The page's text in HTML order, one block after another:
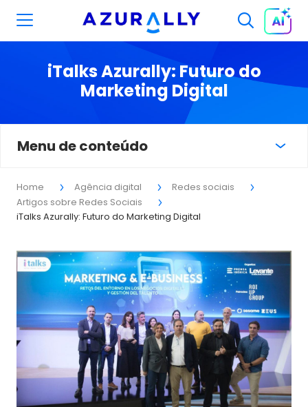
iTalks Azurally: Futuro do
Marketing Digital
Home Agência digital
Redes sociais
Artigos sobre Redes Sociais
iTalks Azurally: Futuro do Marketing Digital
Menu de conteúdo